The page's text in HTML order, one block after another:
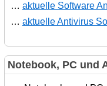
… aktuelle Software
… aktuelle Antivirus
Notebook, PC und